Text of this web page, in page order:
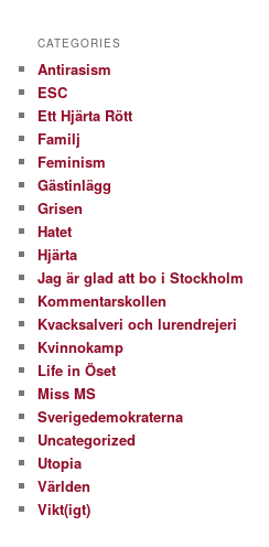
CATEGORIES
Antirasism
ESC
Ett Hjärta Rött
Familj
Feminism
Gästinlägg
Grisen
Hatet
Hjärta
Jag är glad att bo i Stockholm
Kommentarskollen
Kvacksalveri och lurendrejeri
Kvinnokamp
Life in Öset
Miss MS
Sverigedemokraterna
Uncategorized
Utopia
Världen
Vikt(igt)